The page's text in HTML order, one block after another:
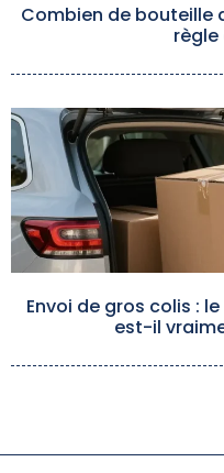
Combien de bouteille
règle
Envoi de gros colis :
est-il